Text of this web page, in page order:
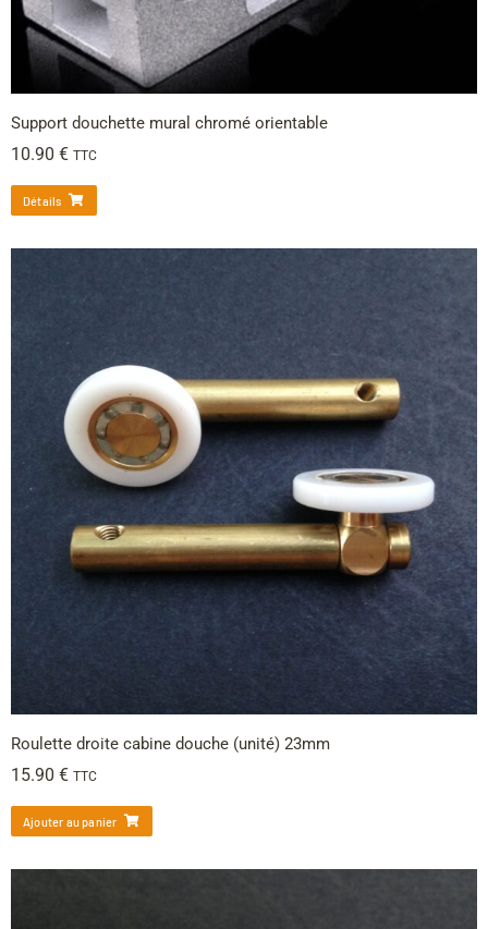
Support douchette mural chromé orientable
10.90 € TTC
Détails
Roulette droite cabine douche (unité) 23mm
15.90 € TTC
Ajouter au panier